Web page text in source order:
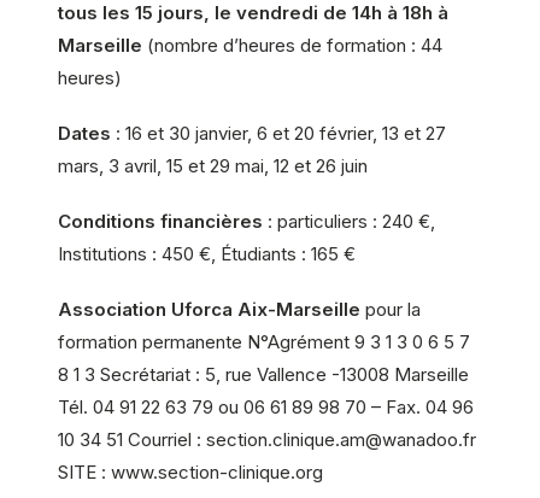
tous les 15 jours, le vendredi de 14h à 18h à
Marseille (nombre d’heures de formation : 44
heures)
Dates : 16 et 30 janvier, 6 et 20 février, 13 et 27
mars, 3 avril, 15 et 29 mai, 12 et 26 juin
Conditions financières : particuliers : 240 €,
Institutions : 450 €, Étudiants : 165 €
Association Uforca Aix-Marseille pour la
formation permanente N°Agrément 9 3 1 3 0 6 5 7
8 1 3 Secrétariat : 5, rue Vallence -13008 Marseille
Tél. 04 91 22 63 79 ou 06 61 89 98 70 – Fax. 04 96
10 34 51 Courriel : section.clinique.am@wanadoo.fr
SITE : www.section-clinique.org